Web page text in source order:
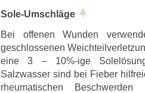
Sole-Umschläge
Bei offenen Wunden
geschlossenen
eine 3 – 10%-ige
Salzwasser sind bei Fieber
rheumatischen